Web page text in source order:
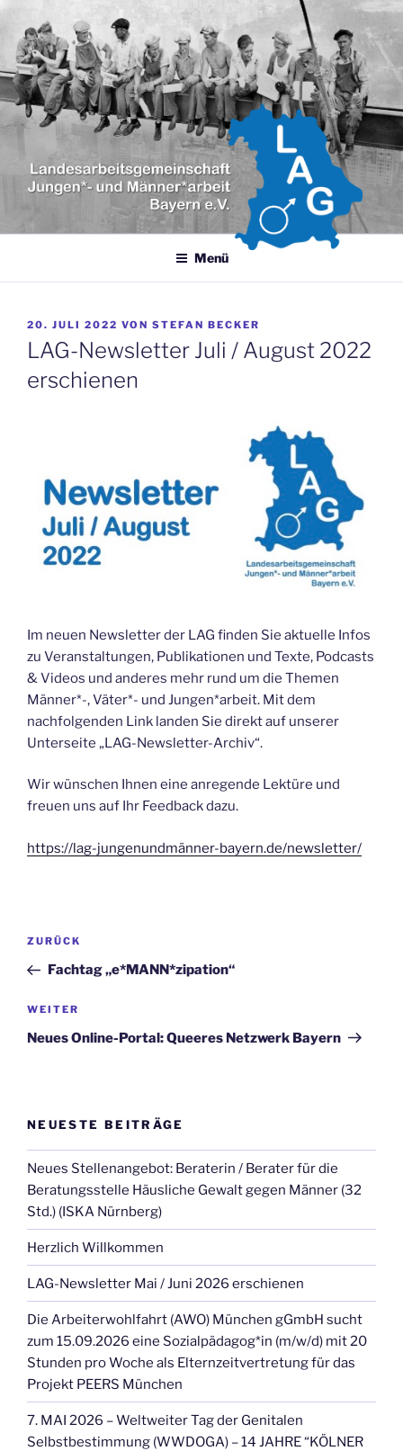
Zum
Inhalt
springen
JUNGEN- UND
BAYERN E.V.
LAG Jungen- und Männerarbeit Bayern e.V.
Menü
VERÖFFENTLICHT
AM
20. JULI 2022 VON STEFAN BECKER
LAG-Newsletter Juli / August 2022
erschienen
Im neuen Newsletter der LAG finden Sie aktuelle Infos
zu Veranstaltungen, Publikationen und Texte, Podcasts
& Videos und anderes mehr rund um die Themen
Männer*-, Väter*- und Jungen*arbeit. Mit dem
nachfolgenden Link landen Sie direkt auf unserer
Unterseite „LAG-Newsletter-Archiv“.
Wir wünschen Ihnen eine anregende Lektüre und
freuen uns auf Ihr Feedback dazu.
https://lag-jungenundmänner-bayern.de/newsletter/
Beitragsnavigation
Vorheriger
Beitrag
ZURÜCK
Fachtag „e*MANN*zipation“
Nächster
Beitrag
WEITER
Neues Online-Portal: Queeres Netzwerk Bayern
NEUESTE BEITRÄGE
Neues Stellenangebot: Beraterin / Berater für die
Beratungsstelle Häusliche Gewalt gegen Männer (32
Std.) (ISKA Nürnberg)
Herzlich Willkommen
LAG-Newsletter Mai / Juni 2026 erschienen
Die Arbeiterwohlfahrt (AWO) München gGmbH sucht
zum 15.09.2026 eine Sozialpädagog*in (m/w/d) mit 20
Stunden pro Woche als Elternzeitvertretung für das
Projekt PEERS München
7. MAI 2026 – Weltweiter Tag der Genitalen
Selbstbestimmung (WWDOGA) – 14 JAHRE “KÖLNER